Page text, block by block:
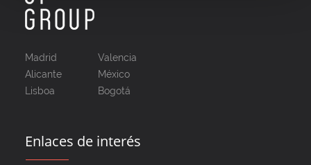
Madrid
Valencia
Alicante
México
Lisboa
Bogotá
Enlaces de interés